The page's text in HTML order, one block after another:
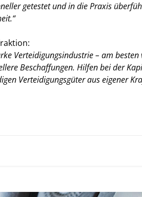
getestet und in die Praxis
Verteidigungsindustrie – am
Beschaffungen. Hilfen bei der
Verteidigungsgüter aus eigener